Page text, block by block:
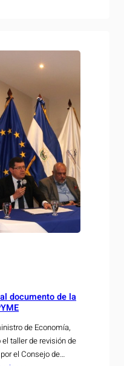
documento de la
de Economía,
taller de revisión de
el Consejo de